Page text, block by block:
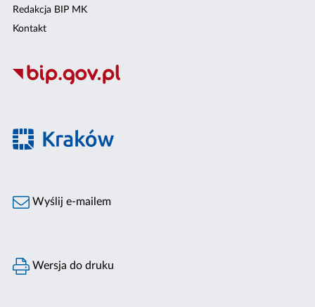
Redakcja BIP MK
Kontakt
Wyślij e-mailem
Wersja do druku